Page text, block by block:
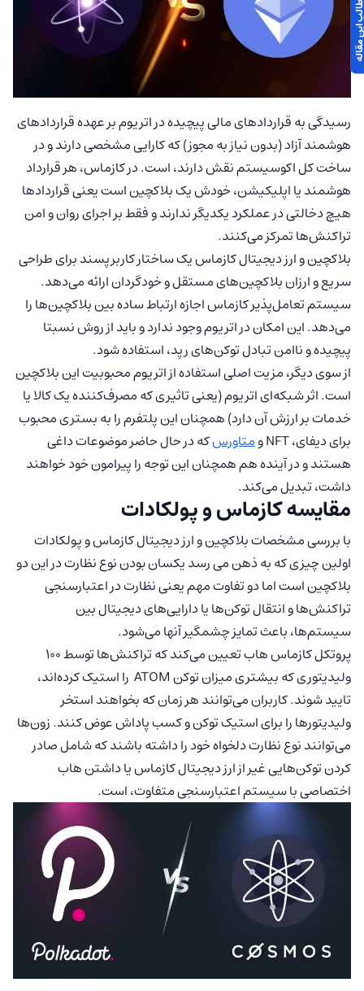
رسیدگی به قراردادهای مالی پیچیده در اتریوم بر عهده قراردادهای
هوشمند آزاد (بدون نیاز به مجوز) که کارایی مشخصی دارند و در
ساخت کل اکوسیستم نقش دارند، است. در کازماس، هر قرارداد
هوشمند یا اپلیکیشن، خودش یک بلاکچین است یعنی قراردادها
هیچ دخالتی در عملکرد یکدیگر ندارند و فقط بر اجرای روان و امن
تراکنش‌ها تمرکز می‌کنند.
بلاکچین و ارز دیجیتال کازماس یک ساختار کاربرپسند برای طراحی
سریع و ارزان بلاکچین‌های مستقل و خودگردان ارائه می‌دهد.
سیستم تعامل‌پذیر کازماس اجازه ارتباط ساده بین بلاکچین‌ها را
می‌دهد. این امکان در اتریوم وجود ندارد و باید از روش نسبتا
پیچیده و ناامن تبادل توکن‌های رپد، استفاده شود.
از سوی دیگر، مزیت اصلی استفاده از اتریوم محبوبیت این بلاکچین
است. اثر شبکه‌‌ای اتریوم (یعنی تاثیری که مصرف‌کننده یک کالا یا
خدمات بر ارزش آن دارد) همچنان این پلتفرم را به بستری محبوب
برای دیفای، NFT و
متاورسکه در حال حاضر موضوعات داغی
هستند و در آینده هم همچنان این توجه را پیرامون خود خواهند
داشت، تبدیل می‌کند.
مقایسه کازماس و پولکادات
با بررسی مشخصات بلاکچین و ارز دیجیتال کازماس و پولکادات
اولین چیزی که به ذهن می رسد یکسان بودن نوع نظارت در این دو
بلاکچین است اما دو تفاوت مهم یعنی نظارت در اعتبارسنجی
تراکنش‌ها و انتقال توکن‌ها یا دارایی‌های دیجیتال بین
سیستم‌ها، باعث تمایز چشمگیر آنها می‌شود.
پروتکل کازماس هاب تعیین می‌کند که تراکنش‌ها توسط ۱۰۰
ولیدیتوری که بیشتری میزان توکن ATOM را استیک کرده‌اند،
تایید شوند. کاربران می‌توانند هر زمان که بخواهند استخر
ولیدیتورها را برای استیک توکن و کسب پاداش عوض کنند. زون‌ها
می‌توانند نوع نظارت دلخواه خود را داشته باشند که شامل صادر
کردن توکن‌هایی غیر از ارز دیجیتال کازماس یا داشتن هاب
اختصاصی با سیستم اعتبارسنجی متفاوت، است.